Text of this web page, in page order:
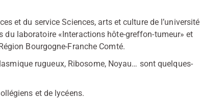
et du service Sciences, arts et culture de l’université
du laboratoire «Interactions hôte-greffon-tumeur» et
Bourgogne-Franche Comté.
rugueux, Ribosome, Noyau… sont quelques-
et de lycéens.